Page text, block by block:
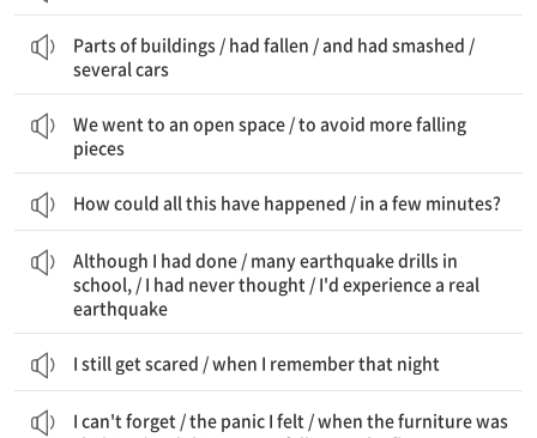
Parts of buildings / had fallen / and had smashed /
several cars
We went to an open space / to avoid more falling
pieces
How could all this have happened / in a few minutes?
Although I had done / many earthquake drills in
school, / I had never thought / I'd experience a real
earthquake
I still get scared / when I remember that night
I can't forget / the panic I felt / when the furniture was